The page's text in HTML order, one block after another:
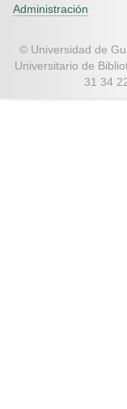
Administración
© Universidad de
Universitario de
31 34